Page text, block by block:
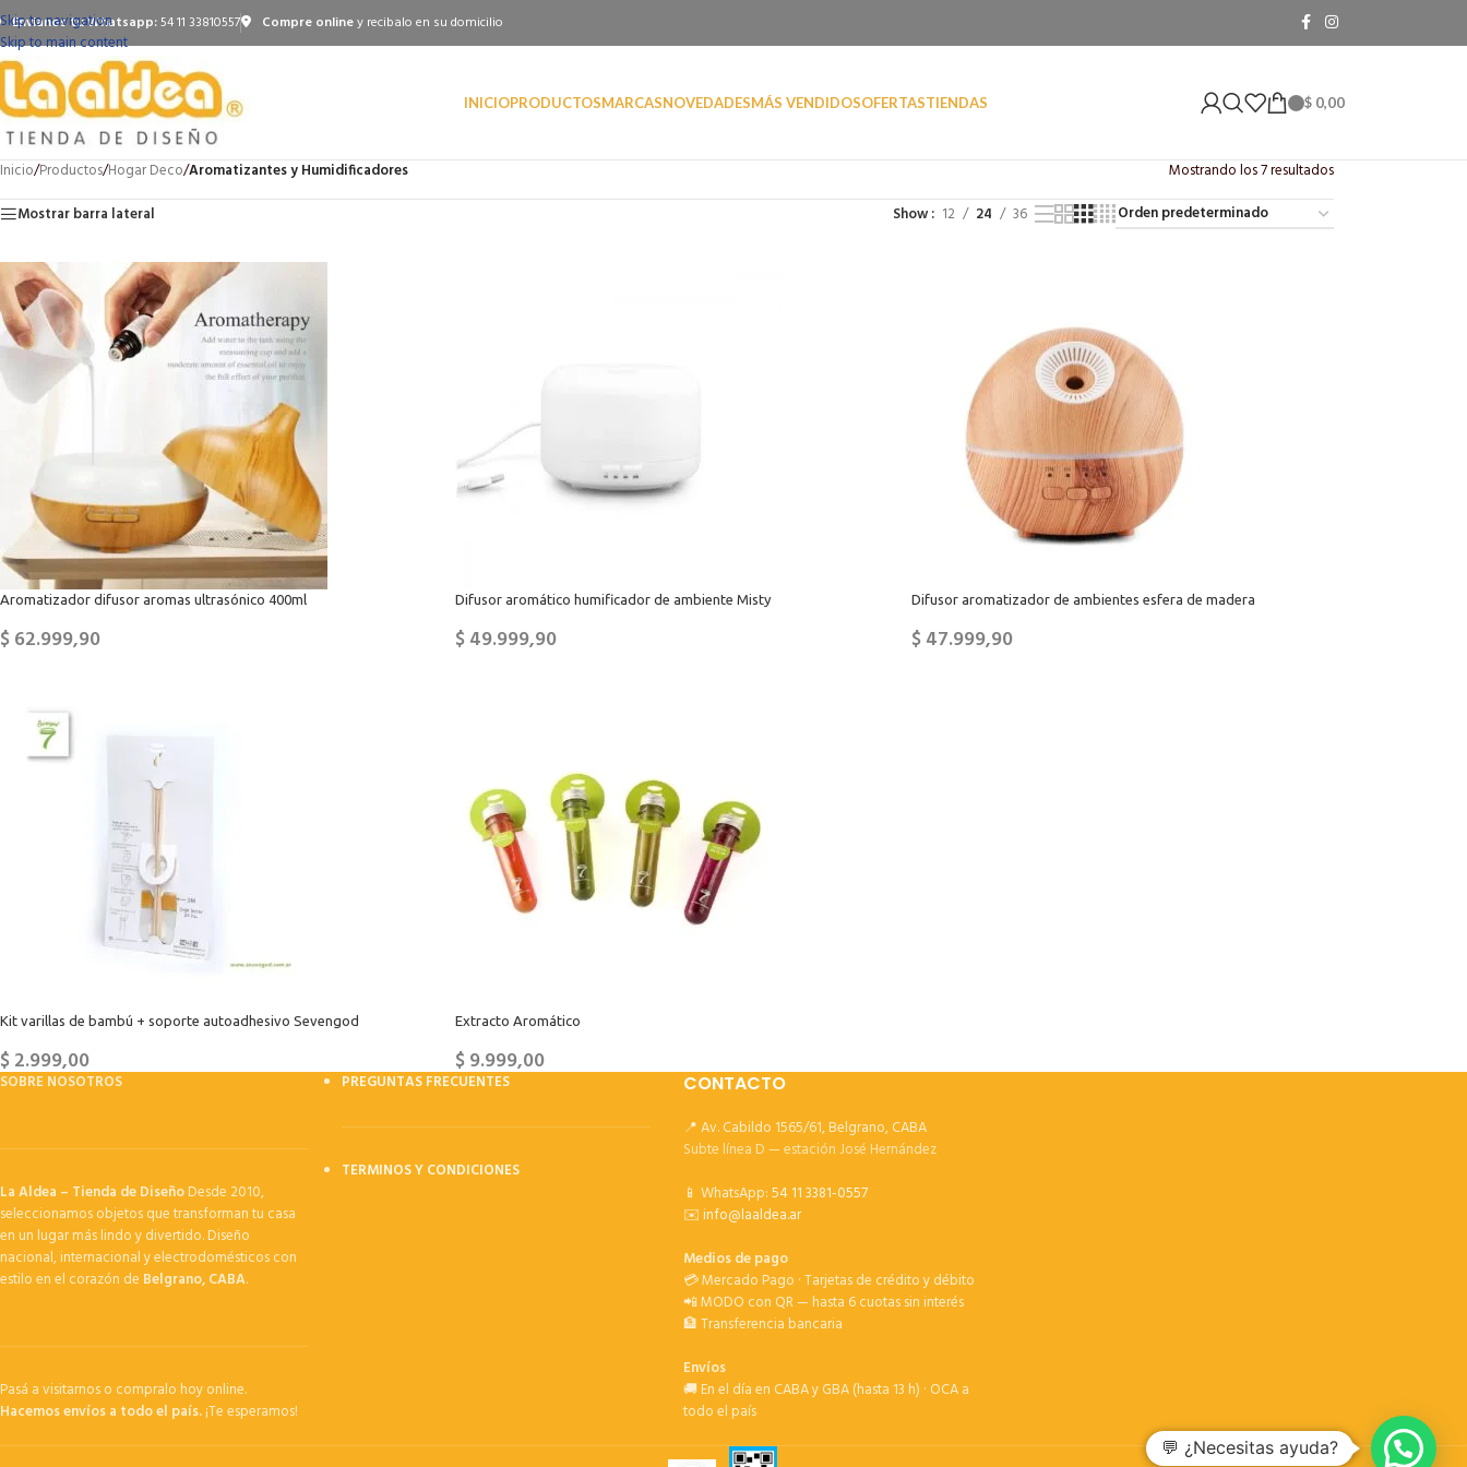
Skip to navigation
Skip to main content
Envianos tu Whatsapp:54 11 33810557 Compre onliney recibalo en su domicilio
INICIOPRODUCTOSMARCASNOVEDADESMÁS VENDIDOSOFERTASTIENDAS $ 0,00
Inicio/Productos/Hogar Deco/Aromatizantes y Humidificadores
Mostrando los 7 resultados
Mostrar barra lateral
Show 12 24 36
Aromatizador difusor aromas ultrasónico 400ml
$62.999,90
Difusor aromático humificador de ambiente Misty
$49.999,90
Difusor aromatizador de ambientes esfera de madera
$47.999,90
Kit varillas de bambú + soporte autoadhesivo Sevengod
$2.999,00
Extracto Aromático
$9.999,00
SOBRE NOSOTROS
La Aldea – Tienda de DiseñoDesde 2010,
seleccionamos objetos que transforman tu casa
en un lugar más lindo y divertido. Diseño
nacional, internacional y electrodomésticos con
estilo en el corazón de Belgrano, CABA.
Pasá a visitarnos o compralo hoy online.
Hacemos envíos a todo el país.¡Te esperamos!
PREGUNTAS FRECUENTES
TERMINOS Y CONDICIONES
CONTACTO
📍 Av. Cabildo 1565/61, Belgrano, CABA
Subte línea D — estación José Hernández
📱 WhatsApp:54 11 3381-0557
✉️info@laaldea.ar
Medios de pago
💳 Mercado Pago · Tarjetas de crédito y débito
📲 MODO con QR — hasta 6 cuotas sin interés
🏦 Transferencia bancaria
Envíos
🚚 En el día en CABA y GBA (hasta 13 h) · OCA a
todo el país
💬 ¿Necesitas ayuda?